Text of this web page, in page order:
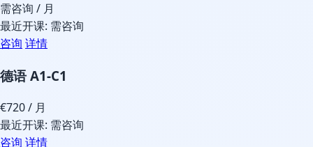
需咨询 / 月
最近开课: 需咨询
咨询 详情
德语 A1-C1
€720/ 月
最近开课: 需咨询
咨询 详情